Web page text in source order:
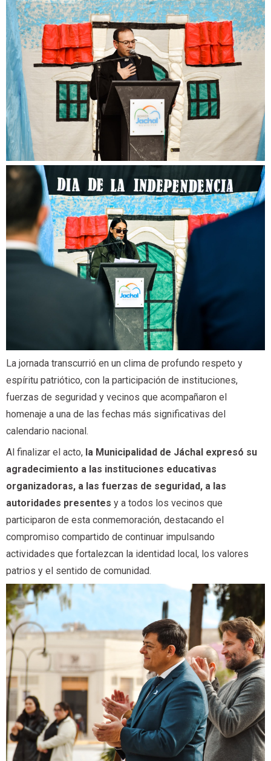
La jornada transcurrió en un clima de profundo respeto y
espíritu patriótico, con la participación de instituciones,
fuerzas de seguridad y vecinos que acompañaron el
homenaje a una de las fechas más significativas del
calendario nacional.
Al finalizar el acto, la Municipalidad de Jáchal expresó su
agradecimiento a las instituciones educativas
organizadoras, a las fuerzas de seguridad, a las
autoridades presentes y a todos los vecinos que
participaron de esta conmemoración, destacando el
compromiso compartido de continuar impulsando
actividades que fortalezcan la identidad local, los valores
patrios y el sentido de comunidad.